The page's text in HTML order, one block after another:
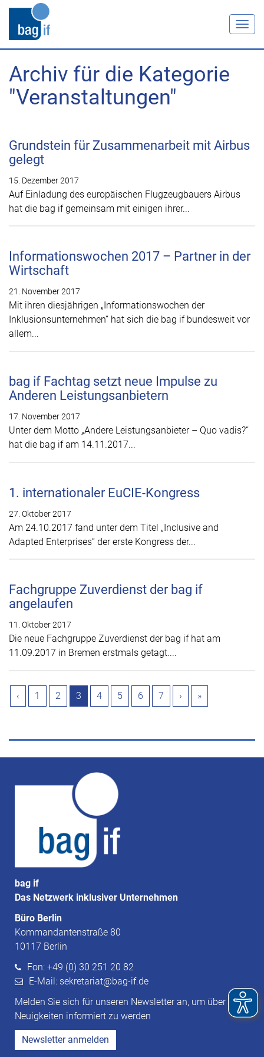
Archiv für die Kategorie
"Veranstaltungen"
Grundstein für Zusammenarbeit mit Airbus
gelegt
15. Dezember 2017
Auf Einladung des europäischen Flugzeugbauers Airbus
hat die bag if gemeinsam mit einigen ihrer...
Informationswochen 2017 – Partner in der
Wirtschaft
21. November 2017
Mit ihren diesjährigen „Informationswochen der
Inklusionsunternehmen“ hat sich die bag if bundesweit vor
allem...
bag if Fachtag setzt neue Impulse zu
Anderen Leistungsanbietern
17. November 2017
Unter dem Motto „Andere Leistungsanbieter – Quo vadis?“
hat die bag if am 14.11.2017...
1. internationaler EuCIE-Kongress
27. Oktober 2017
Am 24.10.2017 fand unter dem Titel „Inclusive and
Adapted Enterprises“ der erste Kongress der...
Fachgruppe Zuverdienst der bag if
angelaufen
11. Oktober 2017
Die neue Fachgruppe Zuverdienst der bag if hat am
11.09.2017 in Bremen erstmals getagt....
‹ 1 2 3 4 5 6 7 › »
bag if
Das Netzwerk inklusiver Unternehmen
Büro Berlin
Kommandantenstraße 80
10117 Berlin
Fon: +49 (0) 30 251 20 82
E-Mail: sekretariat@bag-if.de
Melden Sie sich für unseren Newsletter an, um über
Neuigkeiten informiert zu werden
Newsletter anmelden